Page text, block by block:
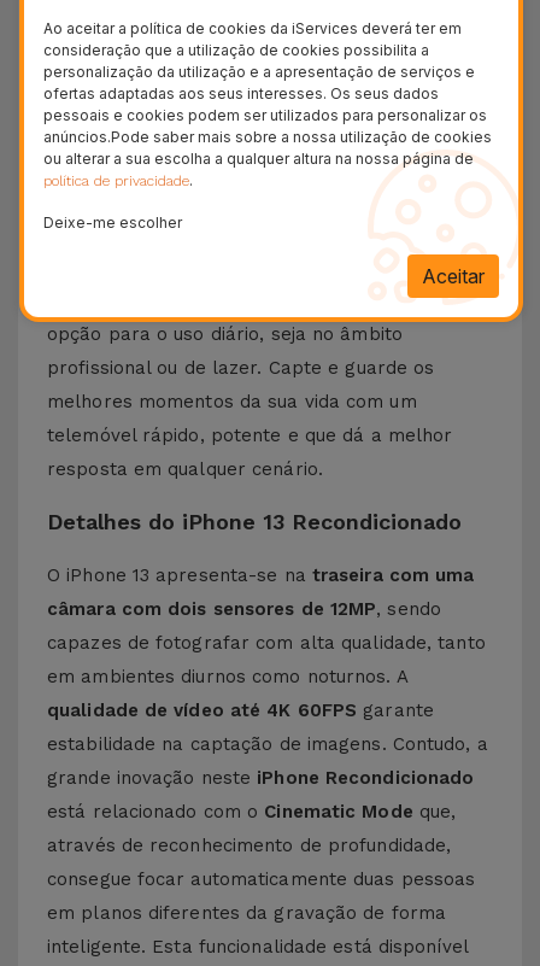
Lançado em 2021, o iPhone 13 representa a
continuação estética das linhas retas já encetada
pelo antecessoriPhone 12. As duas diferenças
mais notórias são o notch noecrã mais estreito,
e o alinhamento dos sensores fotográficos
Oprocessador Apple A15 Bionic
permite uma
performance de topo, com rapidez e fluidez.
trata-se de uma excelente
opção para o uso diário, seja no âmbito
profissional ou de lazer. Capte e guarde os
melhores momentos da sua vida com um
telemóvel rápido, potente e que dá a melhor
resposta em qualquer cenário.
Detalhes do iPhone 13 Recondicionado
O iPhone 13 apresenta-se na traseira com uma
câmara com dois sensores de 12MP, sendo
capazes de fotografar com alta qualidade, tanto
em ambientes diurnos como noturnos. A
qualidade de vídeo até 4K 60FPS garante
estabilidade na captação de imagens. Contudo, a
grande inovação neste iPhone Recondicionado
está relacionado com o Cinematic Mode que,
através de reconhecimento de profundidade,
consegue focar automaticamente duas pessoas
em planos diferentes da gravação de forma
inteligente. Esta funcionalidade está disponível
Ao aceitar a política de cookies da iServices deverá ter em
consideração que a utilização de cookies possibilita a
personalização da utilização e a apresentação de serviços e
ofertas adaptadas aos seus interesses. Os seus dados
pessoais e cookies podem ser utilizados para personalizar os
anúncios.Pode saber mais sobre a nossa utilização de cookies
ou alterar a sua escolha a qualquer altura na nossa página de
política de privacidade.
Deixe-me escolher
Aceitar